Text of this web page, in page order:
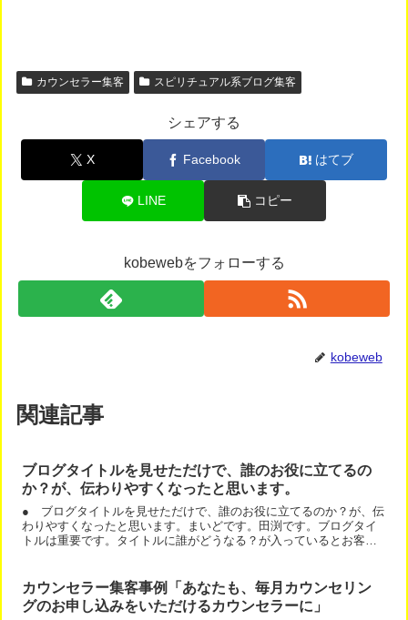
カウンセラー集客 スピリチュアル系ブログ集客
シェアする
X Facebook はてブ
LINE コピー
kobewebをフォローする
kobeweb
関連記事
ブログタイトルを見せただけで、誰のお役に立てるの
か？が、伝わりやすくなったと思います。
● ブログタイトルを見せただけで、誰のお役に立てるのか？が、伝
わりやすくなったと思います。まいどです。田渕です。ブログタイ
トルは重要です。タイトルに誰がどうなる？が入っているとお客様
カウンセラー集客事例「あなたも、毎月カウンセリン
グのお申し込みをいただけるカウンセラーに」